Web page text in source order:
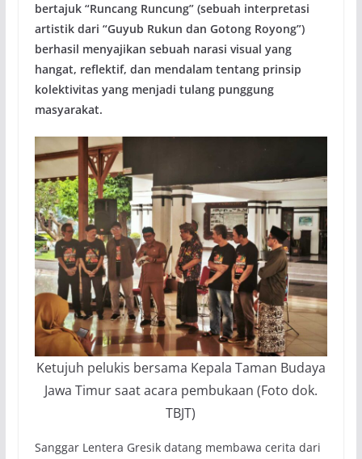
bertajuk “Runcang Runcung” (sebuah interpretasi
artistik dari “Guyub Rukun dan Gotong Royong”)
berhasil menyajikan sebuah narasi visual yang
hangat, reflektif, dan mendalam tentang prinsip
kolektivitas yang menjadi tulang punggung
masyarakat.
Ketujuh pelukis bersama Kepala Taman Budaya
Jawa Timur saat acara pembukaan (Foto dok.
TBJT)
Sanggar Lentera Gresik datang membawa cerita dari